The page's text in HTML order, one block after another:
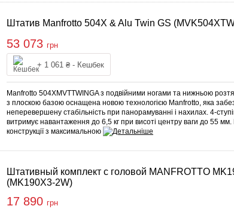
Штатив Manfrotto 504X & Alu Twin GS
53 073 грн
+ 1 061 ₴ - Кешбек
Купити
Manfrotto 504XMVTTWINGA з подвійними ногами та нижньою
з плоскою базою оснащена новою технологією Manfrotto, яка
неперевершену стабільність при панорамуванні і нахилах. 4-
витримує навантаження до 6,5 кг при висоті центру ваги до 55 мм.
конструкції з максимальною
Штативный комплект с головой MANFROTTO
(MK190X3-2W)
17 890 грн